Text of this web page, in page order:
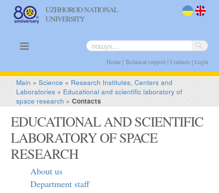
UZHHOROD NATIONAL
UNIVERSITY
Home| Technical support| Contacts | Login
Main »Science » Research Institutes, Centers and
Laboratories » Educational and scientific laboratory of
space research »Contacts
EDUCATIONAL AND SCIENTIFIC
LABORATORY OF SPACE
RESEARCH
About us
Department staff